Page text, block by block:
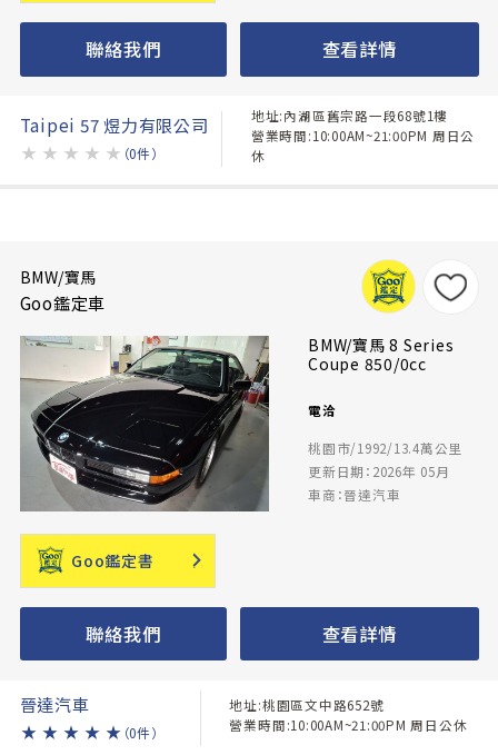
聯絡我們 查看詳情
Taipei 57 煜力有限公司
★ ★ ★ ★ ★ （0件）
地址:內湖區舊宗路一段68號1樓
營業時間:10:00AM~21:00PM 周日公
休
BMW/寶馬
Goo鑑定車
BMW/寶馬 8 Series
Coupe 850/0cc
電洽
桃園市/1992/13.4萬公里
更新日期：2026年 05月
車商：晉達汽車
Goo鑑定書
聯絡我們 查看詳情
晉達汽車
★ ★ ★ ★ ★ （0件）
地址:桃園區文中路652號
營業時間:10:00AM~21:00PM 周日公休